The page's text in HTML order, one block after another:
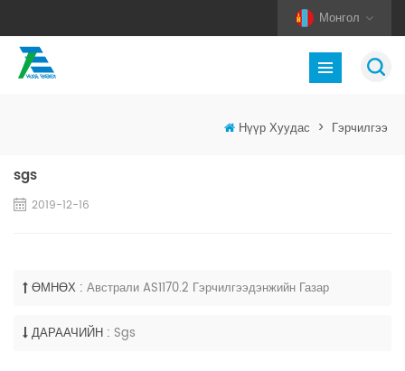
Монгол
Нүүр Хуудас > Гэрчилгээ
sgs
2019-12-16
ӨМНӨХ : Австрали AS1170.2 Гэрчилгээдэнжийн Газар
ДАРААЧИЙН : Sgs